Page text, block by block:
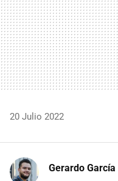
20 Julio 2022
Gerardo García